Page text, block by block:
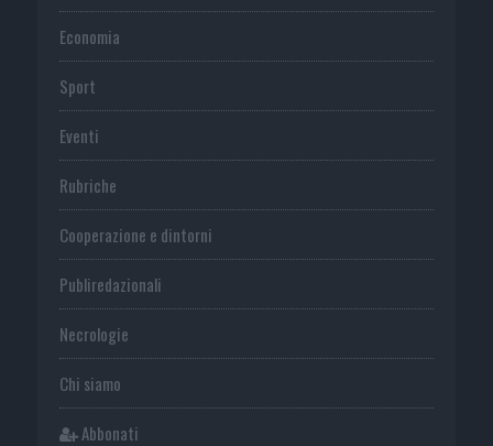
Economia
Sport
Eventi
Rubriche
Cooperazione e dintorni
Publiredazionali
Necrologie
Chi siamo
Abbonati